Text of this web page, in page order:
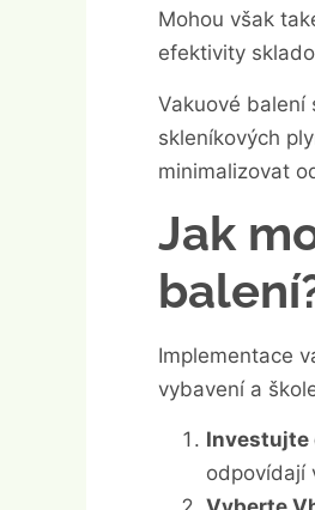
Mohou však
efektivity
Vakuové balení
skleníkových
minimalizovat
Jak
Implementace
vybavení a
Investujte
odpovídají